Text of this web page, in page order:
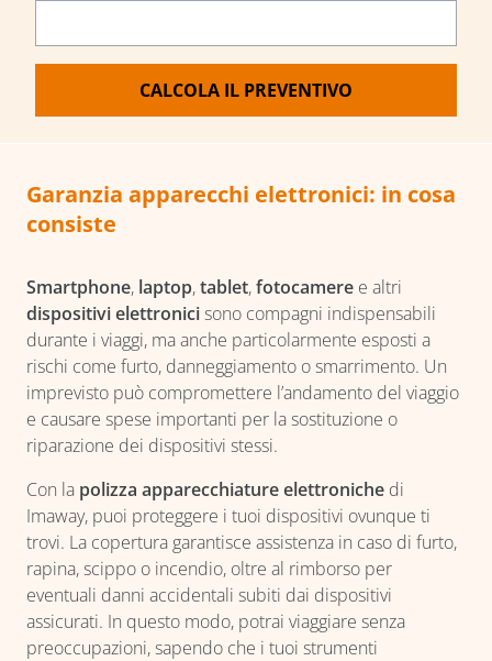
CALCOLA IL PREVENTIVO
Garanzia apparecchi elettronici: in cosa
consiste
Smartphone, laptop,tablet,fotocamere e altri
dispositivi elettronicisono compagni indispensabili
durante i viaggi, ma anche particolarmente esposti a
rischi come furto, danneggiamento o smarrimento. Un
imprevisto può compromettere l’andamento del viaggio
e causare spese importanti per la sostituzione o
riparazione dei dispositivi stessi.
Con la polizza apparecchiature elettroniche di
Imaway, puoi proteggere i tuoi dispositivi ovunque ti
trovi. La copertura garantisce assistenza in caso di furto,
rapina, scippo o incendio, oltre al rimborso per
eventuali danni accidentali subiti dai dispositivi
assicurati. In questo modo, potrai viaggiare senza
preoccupazioni, sapendo che i tuoi strumenti